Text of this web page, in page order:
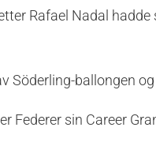
Rafael Nadal
Söderling-ballongen
Federer sin Career